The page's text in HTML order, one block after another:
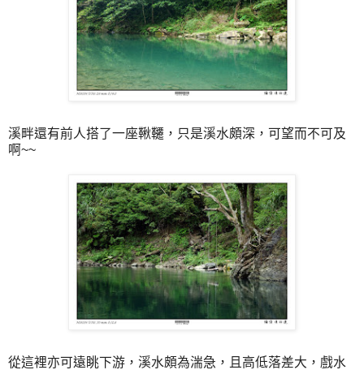
溪畔還有前人搭了一座鞦韆，只是溪水頗深，可望而不可及
啊~~
從這裡亦可遠眺下游，溪水頗為湍急，且高低落差大，戲水